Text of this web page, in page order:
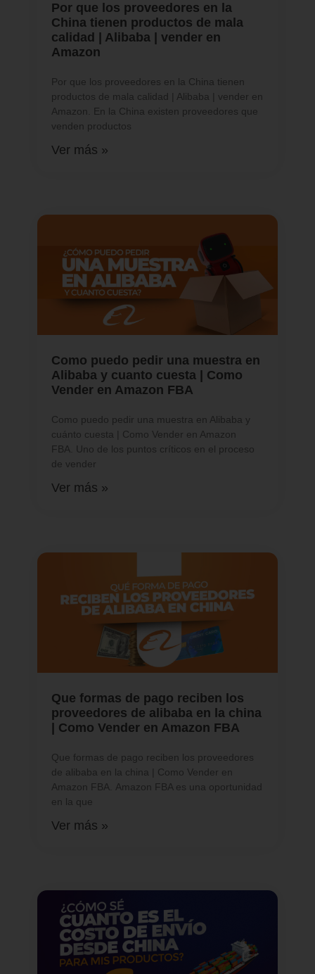
Por que los proveedores en la
China tienen productos de mala
calidad | Alibaba | vender en
Amazon
Por que los proveedores en la China tienen
productos de mala calidad | Alibaba | vender en
Amazon. En la China existen proveedores que
venden productos
Ver más »
Como puedo pedir una muestra en
Alibaba y cuanto cuesta | Como
Vender en Amazon FBA
Como puedo pedir una muestra en Alibaba y
cuánto cuesta | Como Vender en Amazon
FBA. Uno de los puntos críticos en el proceso
de vender
Ver más »
Que formas de pago reciben los
proveedores de alibaba en la china
| Como Vender en Amazon FBA
Que formas de pago reciben los proveedores
de alibaba en la china | Como Vender en
Amazon FBA. Amazon FBA es una oportunidad
en la que
Ver más »